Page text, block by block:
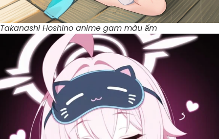
Takanashi Hoshino anime gam màu ấm